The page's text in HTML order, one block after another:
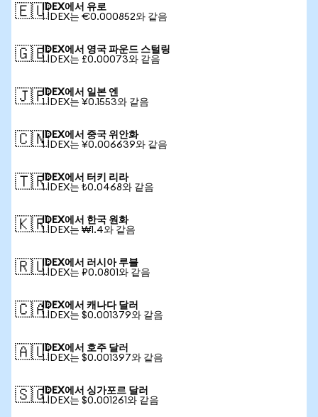
🇪🇺IDEX에서 유로
1 IDEX는 €0.000852와 같음
🇬🇧IDEX에서 영국 파운드 스털링
1 IDEX는 £0.00073와 같음
🇯🇵IDEX에서 일본 엔
1 IDEX는 ¥0.1553와 같음
🇨🇳IDEX에서 중국 위안화
1 IDEX는 ¥0.006639와 같음
🇹🇷IDEX에서 터키 리라
1 IDEX는 ₺0.0468와 같음
🇰🇷IDEX에서 한국 원화
1 IDEX는 ₩1.4와 같음
🇷🇺IDEX에서 러시아 루블
1 IDEX는 ₽0.0801와 같음
🇨🇦IDEX에서 캐나다 달러
1 IDEX는 $0.001379와 같음
🇦🇺IDEX에서 호주 달러
1 IDEX는 $0.001397와 같음
🇸🇬IDEX에서 싱가포르 달러
1 IDEX는 $0.001261와 같음